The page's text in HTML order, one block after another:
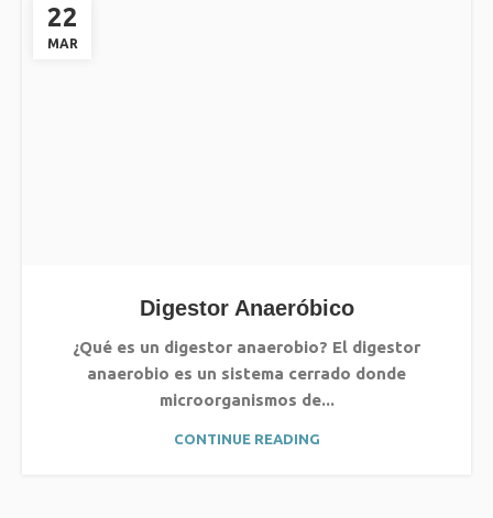
22
MAR
Digestor Anaeróbico
¿Qué es un digestor anaerobio? El digestor
anaerobio es un sistema cerrado donde
microorganismos de...
CONTINUE READING